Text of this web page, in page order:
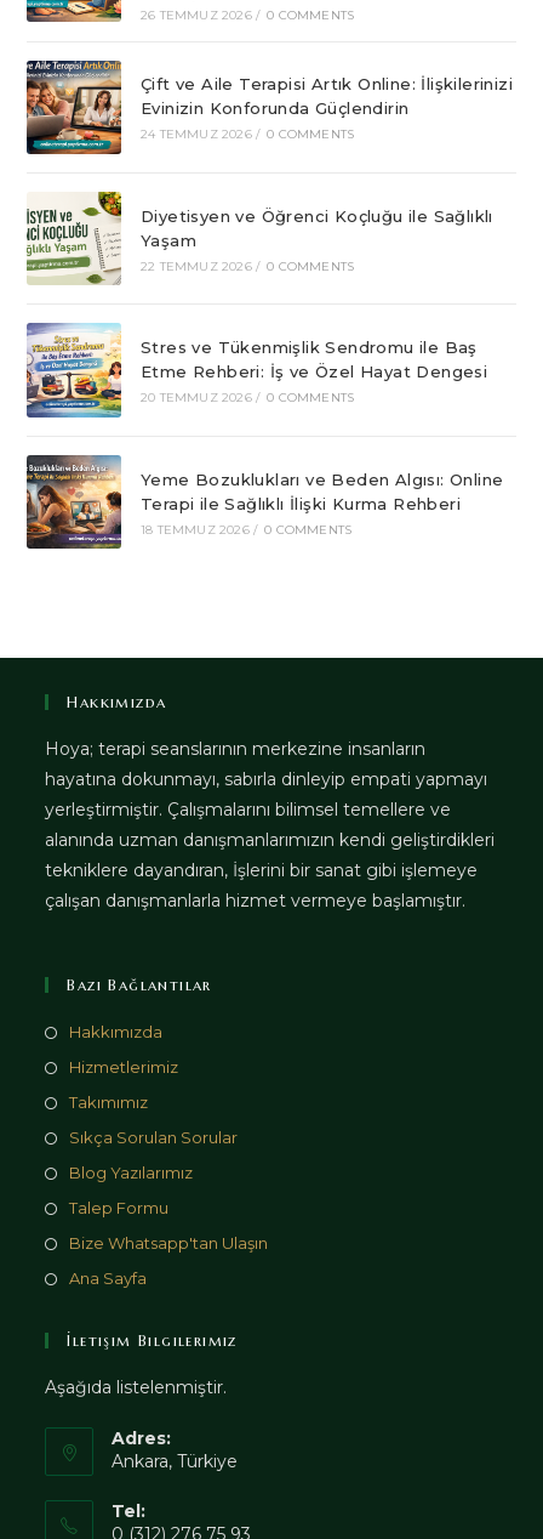
26 TEMMUZ 2026 / 0 COMMENTS
Çift ve Aile Terapisi Artık Online: İlişkilerinizi
Evinizin Konforunda Güçlendirin
24 TEMMUZ 2026 / 0 COMMENTS
Diyetisyen ve Öğrenci Koçluğu ile Sağlıklı
Yaşam
22 TEMMUZ 2026 / 0 COMMENTS
Stres ve Tükenmişlik Sendromu ile Baş
Etme Rehberi: İş ve Özel Hayat Dengesi
20 TEMMUZ 2026 / 0 COMMENTS
Yeme Bozuklukları ve Beden Algısı: Online
Terapi ile Sağlıklı İlişki Kurma Rehberi
18 TEMMUZ 2026 / 0 COMMENTS
Hakkımızda
Hoya; terapi seanslarının merkezine insanların
hayatına dokunmayı, sabırla dinleyip empati yapmayı
yerleştirmiştir. Çalışmalarını bilimsel temellere ve
alanında uzman danışmanlarımızın kendi geliştirdikleri
tekniklere dayandıran, İşlerini bir sanat gibi işlemeye
çalışan danışmanlarla hizmet vermeye başlamıştır.
Bazı Bağlantılar
Hakkımızda
Hizmetlerimiz
Takımımız
Sıkça Sorulan Sorular
Blog Yazılarımız
Talep Formu
Bize Whatsapp'tan Ulaşın
Ana Sayfa
İletişim Bilgilerimiz
Aşağıda listelenmiştir.
Adres:
Ankara, Türkiye
Tel:
0 (312) 276 75 93